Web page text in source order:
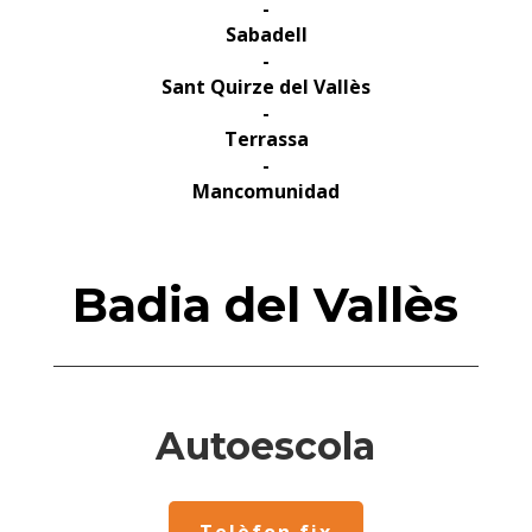
-
Sabadell
-
Sant Quirze del Vallès
-
Terrassa
-
Mancomunidad
Badia del Vallès
Autoescola